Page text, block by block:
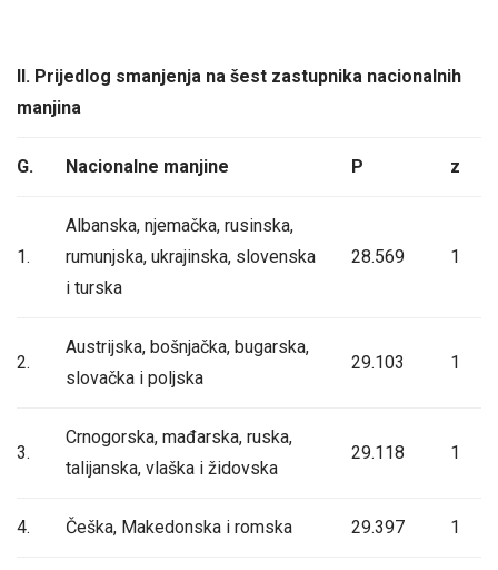
II. Prijedlog smanjenja na šest zastupnika nacionalnih
manjina
G. Nacionalne manjine P z
1.
Albanska, njemačka, rusinska,
rumunjska, ukrajinska, slovenska
i turska
28.569 1
2.
Austrijska, bošnjačka, bugarska,
slovačka i poljska
29.103 1
3.
Crnogorska, mađarska, ruska,
talijanska, vlaška i židovska
29.118 1
4. Češka, Makedonska i romska 29.397 1